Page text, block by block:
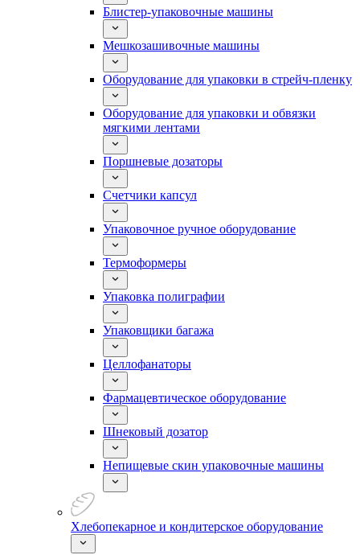
Блистер-упаковочные машины
Мешкозашивочные машины
Оборудование для упаковки в стрейч-пленку
Оборудование для упаковки и обвязки
мягкими лентами
Поршневые дозаторы
Счетчики капсул
Упаковочное ручное оборудование
Термоформеры
Упаковка полиграфии
Упаковщики багажа
Целлофанаторы
Фармацевтическое оборудование
Шнековый дозатор
Непищевые скин упаковочные машины
Хлебопекарное и кондитерское оборудование